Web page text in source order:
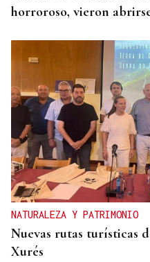
horroroso, vieron
NATURALEZA Y PATRIMONIO
Nuevas rutas turísticas
Xurés